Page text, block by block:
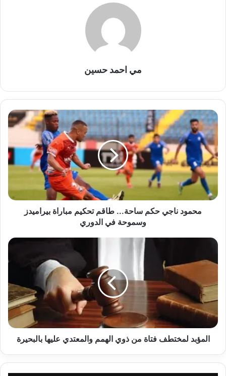
مي احمد حسين
محمود
ناجي
حكم
ساحة...
طاقم
تحكيم
مباراة
بيراميدز
وسموحة
محمود ناجي حكم ساحة... طاقم تحكيم مباراة بيراميدز
وسموحة في الدوري
المؤبد
فتاة
ذوي
الهمم
والمعتدي
عليها
بالبحيرة
المؤبد لمختطف فتاة من ذوي الهمم والمعتدي عليها بالبحيرة